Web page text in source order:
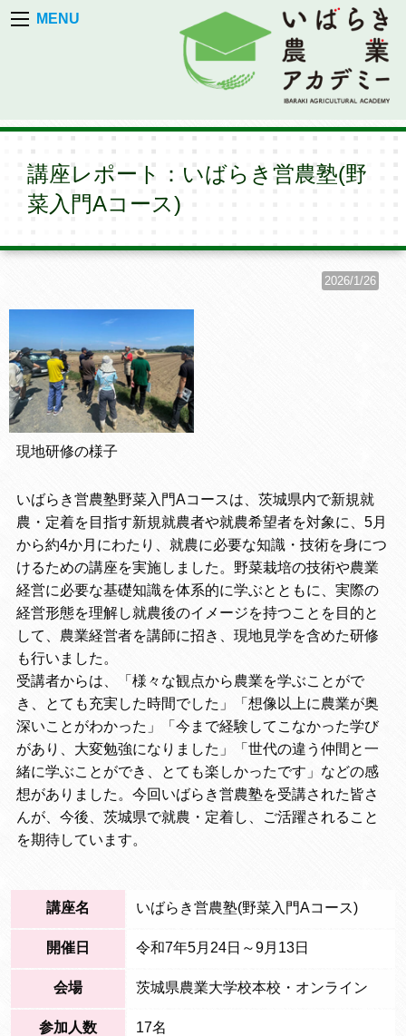
MENU
講座レポート：いばらき営農塾(野
菜入門Aコース)
2026/1/26
現地研修の様子
いばらき営農塾野菜入門Aコースは、茨城県内で新規就
農・定着を目指す新規就農者や就農希望者を対象に、5月
から約4か月にわたり、就農に必要な知識・技術を身につ
けるための講座を実施しました。野菜栽培の技術や農業
経営に必要な基礎知識を体系的に学ぶとともに、実際の
経営形態を理解し就農後のイメージを持つことを目的と
して、農業経営者を講師に招き、現地見学を含めた研修
も行いました。
受講者からは、「様々な観点から農業を学ぶことがで
き、とても充実した時間でした」「想像以上に農業が奥
深いことがわかった」「今まで経験してこなかった学び
があり、大変勉強になりました」「世代の違う仲間と一
緒に学ぶことができ、とても楽しかったです」などの感
想がありました。今回いばらき営農塾を受講された皆さ
んが、今後、茨城県で就農・定着し、ご活躍されること
を期待しています。
講座名 いばらき営農塾(野菜入門Aコース)
開催日 令和7年5月24日～9月13日
会場 茨城県農業大学校本校・オンライン
参加人数 17名